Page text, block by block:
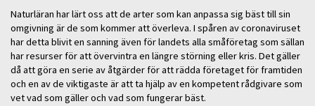
Naturläran har lärt oss att de arter som kan anpassa sig bäst till sin
omgivning är de som kommer att överleva. I spåren av coronaviruset
har detta blivit en sanning även för landets alla småföretag som sällan
har resurser för att övervintra en längre störning eller kris. Det gäller
då att göra en serie av åtgärder för att rädda företaget för framtiden
och en av de viktigaste är att ta hjälp av en kompetent rådgivare som
vet vad som gäller och vad som fungerar bäst.